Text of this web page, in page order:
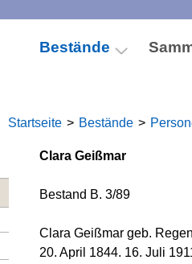
Bestände
Startseite > Bestände >
Clara Geißmar
Bestand B. 3/89
Clara Geißmar geb.
20. April 1844. 16. Juli